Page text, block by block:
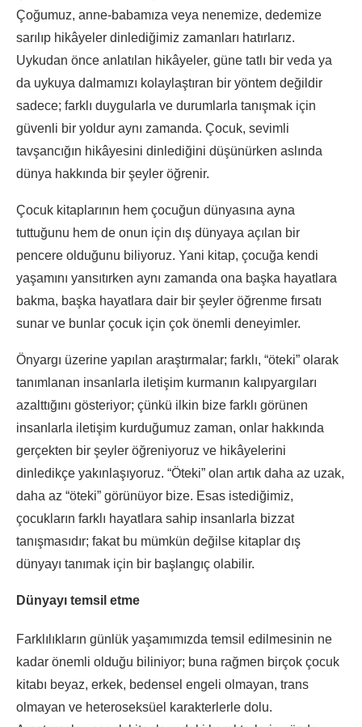
Çoğumuz, anne-babamıza veya nenemize, dedemize
sarılıp hikâyeler dinlediğimiz zamanları hatırlarız.
Uykudan önce anlatılan hikâyeler, güne tatlı bir veda ya
da uykuya dalmamızı kolaylaştıran bir yöntem değildir
sadece; farklı duygularla ve durumlarla tanışmak için
güvenli bir yoldur aynı zamanda. Çocuk, sevimli
tavşancığın hikâyesini dinlediğini düşünürken aslında
dünya hakkında bir şeyler öğrenir.
Çocuk kitaplarının hem çocuğun dünyasına ayna
tuttuğunu hem de onun için dış dünyaya açılan bir
pencere olduğunu biliyoruz. Yani kitap, çocuğa kendi
yaşamını yansıtırken aynı zamanda ona başka hayatlara
bakma, başka hayatlara dair bir şeyler öğrenme fırsatı
sunar ve bunlar çocuk için çok önemli deneyimler.
Önyargı üzerine yapılan araştırmalar; farklı, “öteki” olarak
tanımlanan insanlarla iletişim kurmanın kalıpyargıları
azalttığını gösteriyor; çünkü ilkin bize farklı görünen
insanlarla iletişim kurduğumuz zaman, onlar hakkında
gerçekten bir şeyler öğreniyoruz ve hikâyelerini
dinledikçe yakınlaşıyoruz. “Öteki” olan artık daha az uzak,
daha az “öteki” görünüyor bize. Esas istediğimiz,
çocukların farklı hayatlara sahip insanlarla bizzat
tanışmasıdır; fakat bu mümkün değilse kitaplar dış
dünyayı tanımak için bir başlangıç olabilir.
Dünyayı temsil etme
Farklılıkların günlük yaşamımızda temsil edilmesinin ne
kadar önemli olduğu biliniyor; buna rağmen birçok çocuk
kitabı beyaz, erkek, bedensel engeli olmayan, trans
olmayan ve heteroseksüel karakterlerle dolu.